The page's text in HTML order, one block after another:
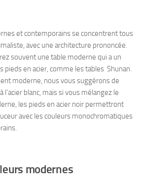
et contemporains se concentrent tous
avec une architecture prononcée.
souvent une table moderne qui a un
pieds en acier, comme les tables Shunan.
moderne, nous vous suggérons de
l’acier blanc, mais si vous mélangez le
les pieds en acier noir permettront
avec les couleurs monochromatiques
modernes